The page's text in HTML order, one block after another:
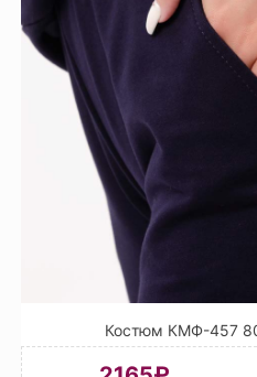
Костюм КМФ-457